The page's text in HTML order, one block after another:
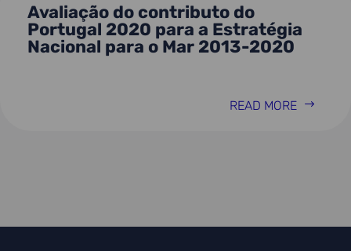
Avaliação do contributo do
Portugal 2020 para a Estratégia
Nacional para o Mar 2013-2020
READ MORE